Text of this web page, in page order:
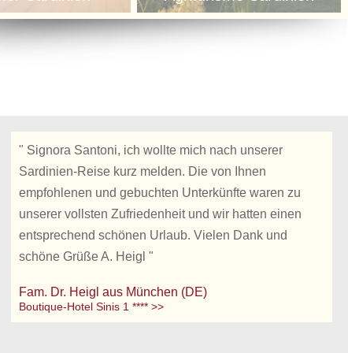
" Signora Santoni, ich wollte mich nach unserer
Sardinien-Reise kurz melden. Die von Ihnen
empfohlenen und gebuchten Unterkünfte waren zu
unserer vollsten Zufriedenheit und wir hatten einen
entsprechend schönen Urlaub. Vielen Dank und
schöne Grüße A. Heigl "
Fam. Dr. Heigl aus München (DE)
Boutique-Hotel Sinis 1 **** >>